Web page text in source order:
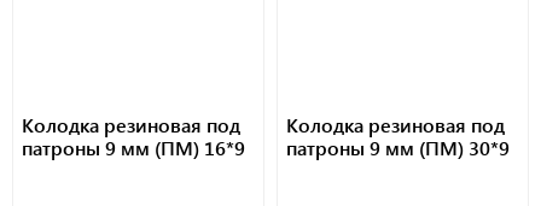
Колодка резиновая под
патроны 9 мм (ПМ) 16*9
Колодка резиновая под
патроны 9 мм (ПМ) 30*9